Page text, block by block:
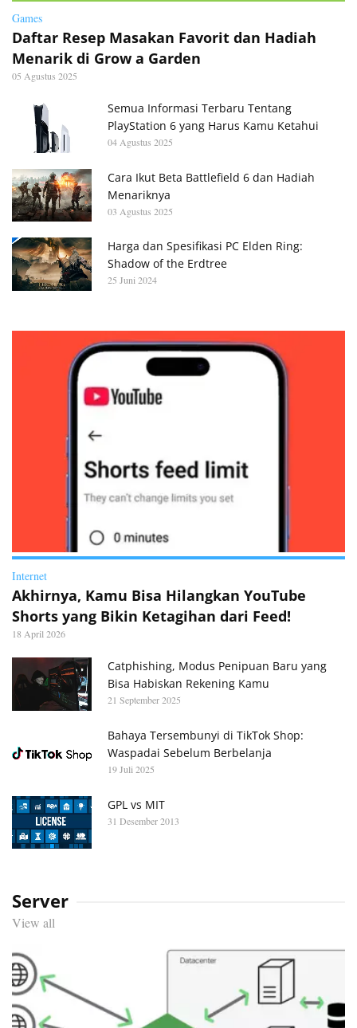
Games
Daftar Resep Masakan Favorit dan Hadiah
Menarik di Grow a Garden
05 Agustus 2025
Semua Informasi Terbaru Tentang
PlayStation 6 yang Harus Kamu Ketahui
04 Agustus 2025
Cara Ikut Beta Battlefield 6 dan Hadiah
Menariknya
03 Agustus 2025
Harga dan Spesifikasi PC Elden Ring:
Shadow of the Erdtree
25 Juni 2024
Internet
Akhirnya, Kamu Bisa Hilangkan YouTube
Shorts yang Bikin Ketagihan dari Feed!
18 April 2026
Catphishing, Modus Penipuan Baru yang
Bisa Habiskan Rekening Kamu
21 September 2025
Bahaya Tersembunyi di TikTok Shop:
Waspadai Sebelum Berbelanja
19 Juli 2025
GPL vs MIT
31 Desember 2013
Server
View all